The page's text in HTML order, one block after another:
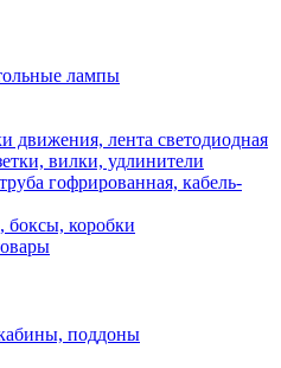
лампы
движения, лента светодиодная
вилки, удлинители
гофрированная, кабель-
коробки
поддоны